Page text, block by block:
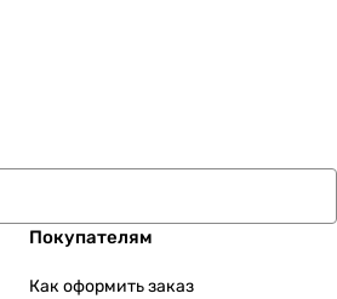
Покупателям
Как оформить заказ